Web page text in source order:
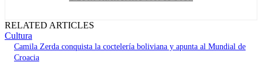
RELATED ARTICLES
Cultura
Camila Zerda conquista la coctelería boliviana y apunta al Mundial de
Croacia